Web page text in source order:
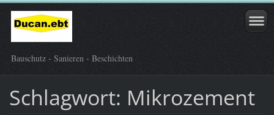
Bauschutz - Sanieren - Beschichten
Schlagwort: Mikrozement